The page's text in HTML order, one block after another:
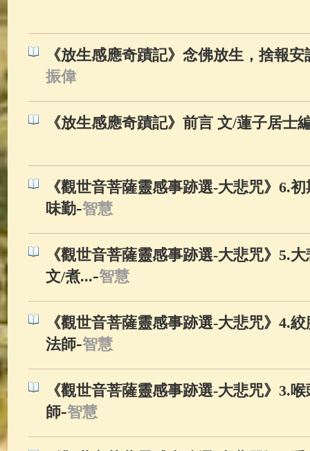
《放生感應奇蹟記》念佛放生，捨報
振偉
《放生感應奇蹟記》前言 文/蓮子居士
《觀世音菩薩靈感事跡選-大悲咒》6.
味勤-智慧
《觀世音菩薩靈感事跡選-大悲咒》5.
文/煮...-智慧
《觀世音菩薩靈感事跡選-大悲咒》4.
法師-智慧
《觀世音菩薩靈感事跡選-大悲咒》3.
師-智慧